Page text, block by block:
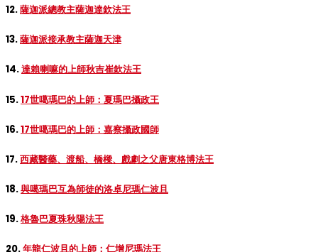
12.薩迦派總教主薩迦達欽法王
13.薩迦派接承教主薩迦天津
14.達賴喇嘛的上師秋吉崔欽法王
15.17世噶瑪巴的上師：夏瑪巴攝政王
16.17世噶瑪巴的上師：嘉察攝政國師
17.西藏醫藥、渡船、橋樑、戲劇之父唐東格博法王
18.與噶瑪巴互為師徒的洛卓尼瑪仁波且
19.格魯巴夏珠秋陽法王
20.年龍仁波且的上師：仁增尼瑪法王